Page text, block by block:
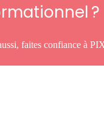
?
faites confiance à